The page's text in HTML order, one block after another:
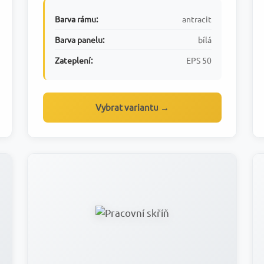
Barva rámu:
antracit
Barva panelu:
bílá
Zateplení:
EPS 50
Vybrat variantu →